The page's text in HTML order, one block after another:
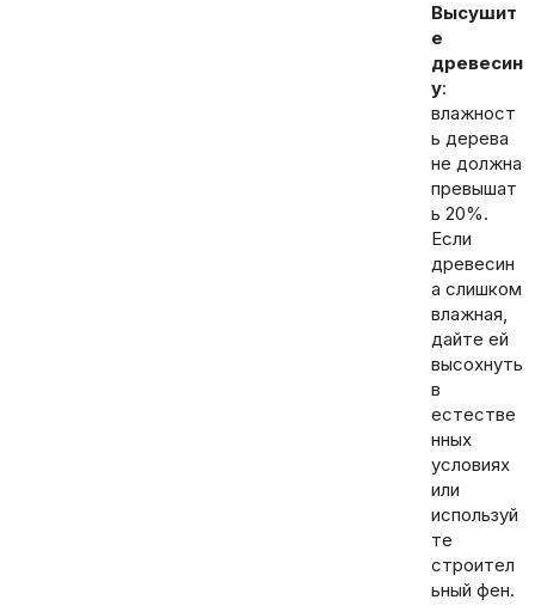
Высушит
е
древесин
у:
влажност
ь дерева
не должна
превышат
ь 20%.
Если
древесин
а слишком
влажная,
дайте ей
высохнуть
в
естестве
нных
условиях
или
используй
те
строител
ьный фен.